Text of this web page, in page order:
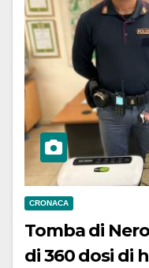
CRONACA
Tomba di
di 360 dosi di